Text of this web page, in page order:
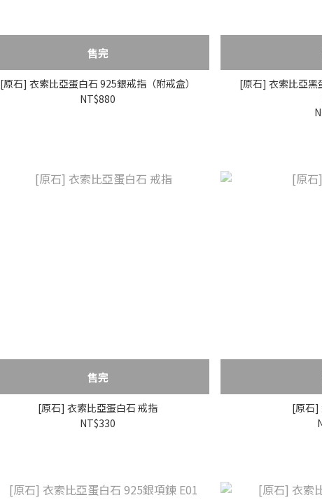
售完
[原石] 衣索比亞蛋白石 925銀戒指（附戒盒）
NT$880
[原石] 衣索比亞黑
售完
[原石] 衣索比亞蛋白石 戒指
NT$330
[原石]